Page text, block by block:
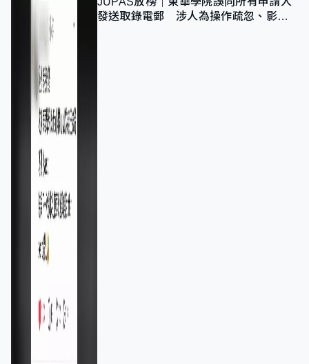
發送取錄電郵 涉人為操作疏忽、影響